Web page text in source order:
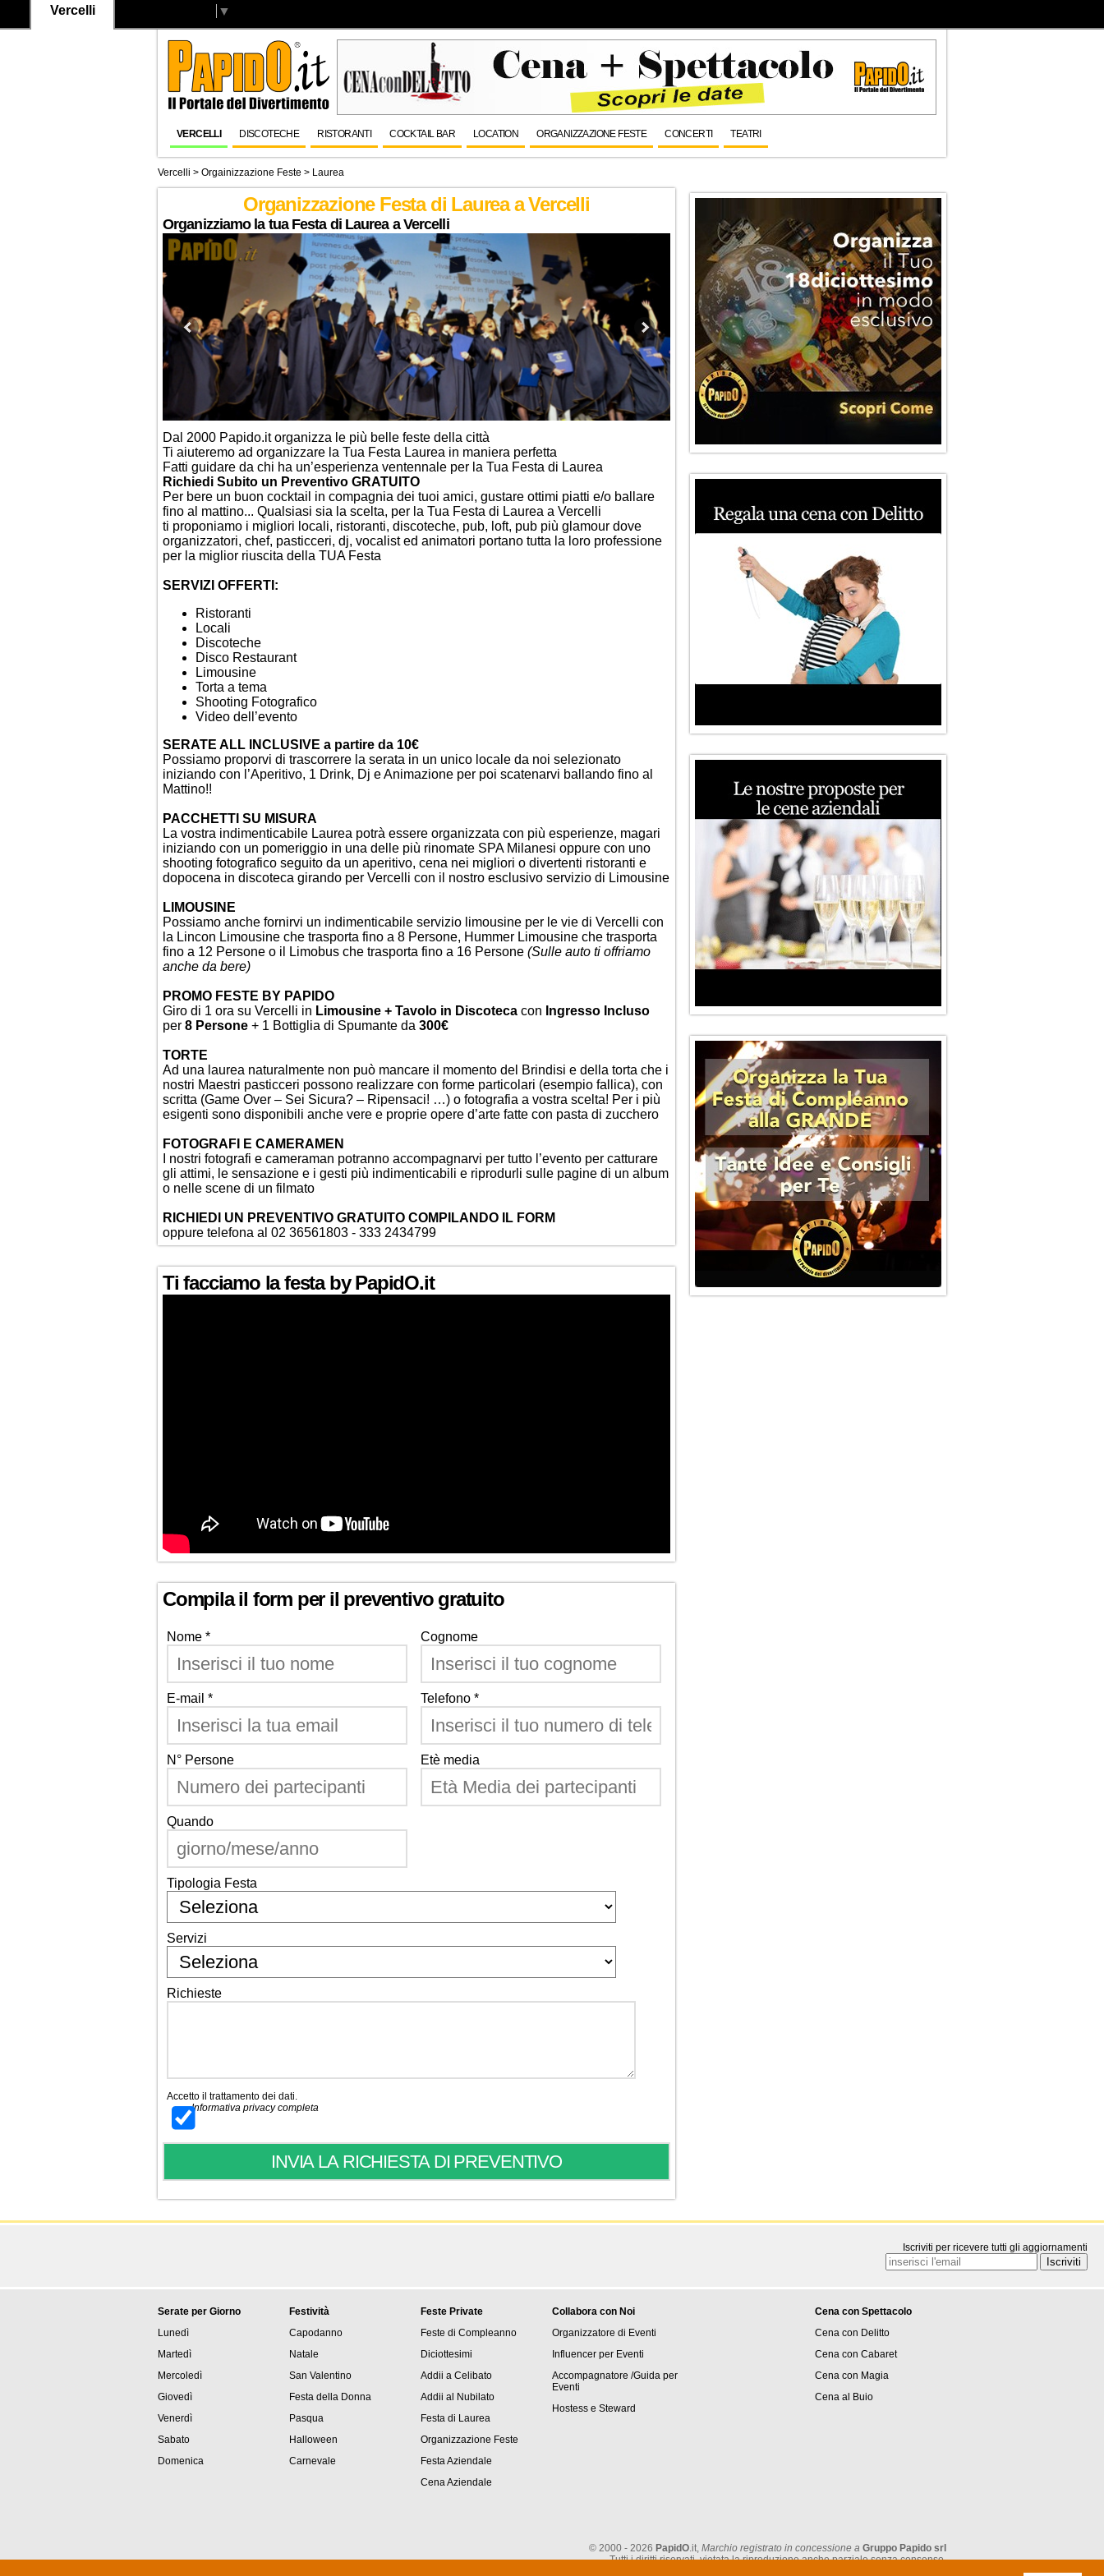
Vercelli ▼
VERCELLI DISCOTECHE RISTORANTI COCKTAIL BAR LOCATION ORGANIZZAZIONE FESTE CONCERTI TEATRI
Vercelli > Orgainizzazione Feste > Laurea
Organizzazione Festa di Laurea a Vercelli
Organizziamo la tua Festa di Laurea a Vercelli
Dal 2000 Papido.it organizza le più belle feste della città
Ti aiuteremo ad organizzare la Tua Festa Laurea in maniera perfetta
Fatti guidare da chi ha un’esperienza ventennale per la Tua Festa di Laurea
Richiedi Subito un Preventivo GRATUITO
Per bere un buon cocktail in compagnia dei tuoi amici, gustare ottimi piatti e/o ballare
fino al mattino... Qualsiasi sia la scelta, per la Tua Festa di Laurea a Vercelli
ti proponiamo i migliori locali, ristoranti, discoteche, pub, loft, pub più glamour dove
organizzatori, chef, pasticceri, dj, vocalist ed animatori portano tutta la loro professione
per la miglior riuscita della TUA Festa
SERVIZI OFFERTI:
Ristoranti
Locali
Discoteche
Disco Restaurant
Limousine
Torta a tema
Shooting Fotografico
Video dell’evento
SERATE ALL INCLUSIVE a partire da 10€
Possiamo proporvi di trascorrere la serata in un unico locale da noi selezionato
iniziando con l’Aperitivo, 1 Drink, Dj e Animazione per poi scatenarvi ballando fino al
Mattino!!
PACCHETTI SU MISURA
La vostra indimenticabile Laurea potrà essere organizzata con più esperienze, magari
iniziando con un pomeriggio in una delle più rinomate SPA Milanesi oppure con uno
shooting fotografico seguito da un aperitivo, cena nei migliori o divertenti ristoranti e
dopocena in discoteca girando per Vercelli con il nostro esclusivo servizio di Limousine
LIMOUSINE
Possiamo anche fornirvi un indimenticabile servizio limousine per le vie di Vercelli con
la Lincon Limousine che trasporta fino a 8 Persone, Hummer Limousine che trasporta
fino a 12 Persone o il
Limobus che trasporta fino a 16 Persone (Sulle auto ti offriamo
anche da bere)
PROMO FESTE BY PAPIDO
Giro di 1 ora su Vercelli in Limousine + Tavolo in Discoteca con Ingresso Incluso
per 8 Persone + 1 Bottiglia di Spumante da 300€
TORTE
Ad una laurea naturalmente non può mancare il momento del Brindisi e della torta che i
nostri Maestri pasticceri possono realizzare con forme particolari (esempio fallica), con
scritta (Game Over – Sei Sicura? – Ripensaci! …) o fotografia a vostra scelta! Per i più
esigenti sono disponibili anche vere e proprie opere d’arte fatte con pasta di zucchero
FOTOGRAFI E CAMERAMEN
I nostri fotografi e cameraman potranno accompagnarvi per tutto l’evento per catturare
gli attimi, le sensazione e i gesti più indimenticabili e riprodurli sulle pagine di un album
o nelle scene di un filmato
RICHIEDI UN PREVENTIVO GRATUITO COMPILANDO IL FORM
oppure telefona al 02 36561803 - 333 2434799
Ti facciamo la festa by PapidO.it
Compila il form per il preventivo gratuito
Nome * Cognome
E-mail * Telefono *
N° Persone Etè media
Quando
Tipologia Festa
Servizi
Richieste
Accetto il trattamento dei dati.
Informativa privacy completa
Iscriviti per ricevere tutti gli aggiornamenti
Serate per Giorno
Lunedì
Martedì
Mercoledì
Giovedì
Venerdì
Sabato
Domenica
Festività
Capodanno
Natale
San Valentino
Festa della Donna
Pasqua
Halloween
Carnevale
Feste Private
Feste di Compleanno
Diciottesimi
Addii a Celibato
Addii al Nubilato
Festa di Laurea
Organizzazione Feste
Festa Aziendale
Cena Aziendale
Collabora con Noi
Organizzatore di Eventi
Influencer per Eventi
Accompagnatore /Guida per
Eventi
Hostess e Steward
Cena con Spettacolo
Cena con Delitto
Cena con Cabaret
Cena con Magia
Cena al Buio
© 2000 - 2026 PapidO.it, Marchio registrato in concessione a Gruppo Papido srl
Tutti i diritti riservati, vietata la riproduzione anche parziale senza consenso.